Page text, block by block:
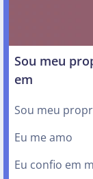
Sou meu
em
Sou meu
Eu me amo
Eu confio em